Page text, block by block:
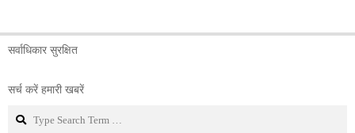
सर्वाधिकार सुरक्षित
सर्च करें हमारी खबरें